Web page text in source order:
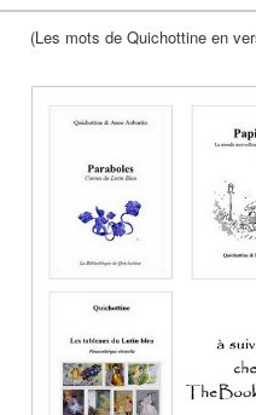
(Les mots de Quichottine en